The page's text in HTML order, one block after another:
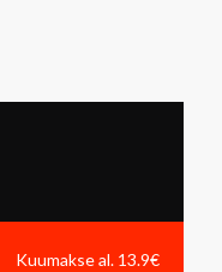
Kuumakse al. 13.9€